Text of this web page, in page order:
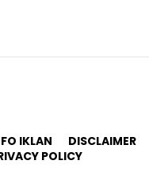
IKLAN
DISCLAIMER
POLICY